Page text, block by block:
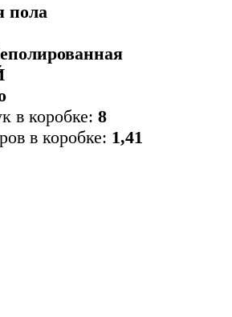
пола
в коробке: 8
в коробке: 1,41